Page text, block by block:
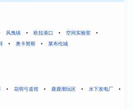
风曳镇 • 欧拉港口 • 空间实验室
•
• 奥卡努斯 • 莱布伦城
• 花明弓道馆 • 鹿鹿潮玩区 • 水下发电厂
•